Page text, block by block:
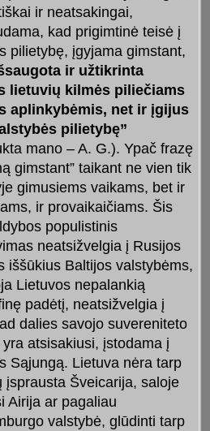
ir neatsakingai,
kad prigimtinė teisė į
pilietybę, įgyjama gimstant,
ir užtikrinta
lietuvių kilmės piliečiams
aplinkybėmis, net ir įgijus
pilietybę”
mano – A. G.). Ypač frazę
gimstant” taikant ne vien tik
gimusiems vaikams, bet ir
ir provaikaičiams. Šis
populistinis
neatsižvelgia į Rusijos
iššūkius Baltijos valstybėms,
Lietuvos nepalankią
padėtį, neatsižvelgia į
dalies savojo suvereniteto
atsisakiusi, įstodama į
Sąjungą. Lietuva nėra tarp
įsprausta Šveicarija, saloje
Airija ar pagaliau
valstybė, glūdinti tarp